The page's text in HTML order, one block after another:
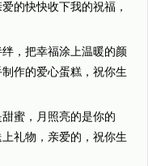
的快快收下我的祝福，
，把幸福涂上温暖的颜
作的爱心蛋糕，祝你生
蜜，月照亮的是你的
礼物，亲爱的，祝你生